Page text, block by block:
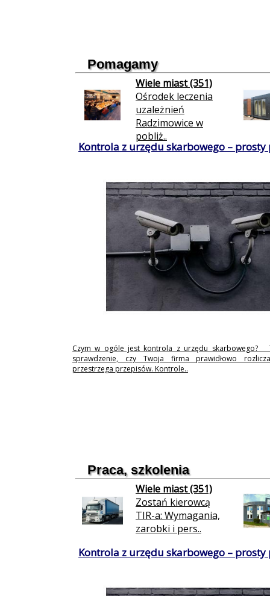
Pomagamy
Wiele miast (351)
Ośrodek leczenia
uzależnień
Radzimowice w
pobliż..
Kontrola z urzędu skarbowego –
Czym w ogóle jest kontrola z urzędu skarbowego?
sprawdzenie, czy Twoja firma prawidłowo
przestrzega przepisów. Kontrole..
Praca, szkolenia
Wiele miast (351)
Zostań kierowcą
TIR-a: Wymagania,
zarobki i pers..
Kontrola z urzędu skarbowego –